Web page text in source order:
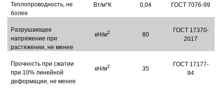
Теплопроводность, не
более
Вт/м*К 0,04 ГОСТ 7076-99
Разрушающее
напряжение при
растяжении, не менее
кН/м2 80
ГОСТ 17370-
2017
Прочность при сжатии
при 10% линейной
деформации, не менее
кН/м2 35
ГОСТ 17177-
94